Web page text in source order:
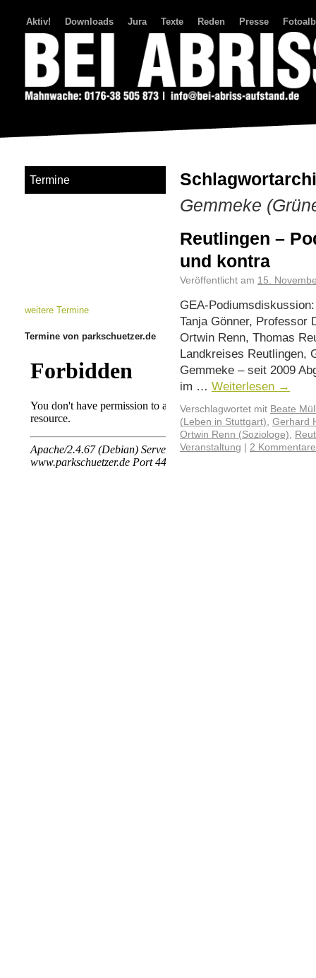
Aktiv! Downloads Jura Texte Reden Presse
Gemmeke
Reutlingen –
und kontra
Veröffentlicht am 15.
GEA-
Tanja Gönner, Professor
Ortwin Renn, Thomas
Landkreises Reutlingen,
Gemmeke – seit 2009
im … Weiterlesen →
Verschlagwortet mit Beate
(Leben in Stuttgart), Gerhard
Ortwin Renn (Soziologe),
Veranstaltung
2 Kommentare
Termine
weitere Termine
Termine von parkschuetzer.de